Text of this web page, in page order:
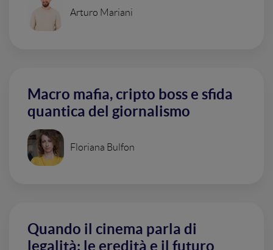
Arturo Mariani
Macro mafia, cripto boss e sfida
quantica del giornalismo
Floriana Bulfon
Quando il cinema parla di
legalità: le eredità e il futuro